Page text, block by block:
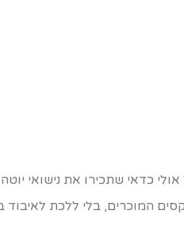
אולי כדאי שתכירו את נישואי
המוכרים, בלי ללכת לאיבוד